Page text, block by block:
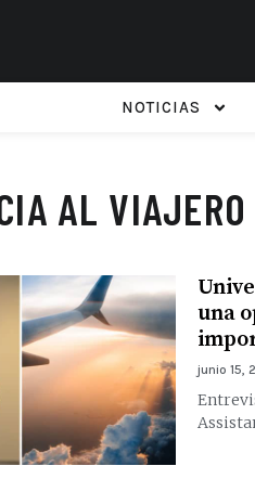
NOTICIAS
AL VIAJERO
una
junio 15,